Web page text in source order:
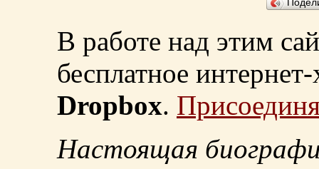
В работе над этим
бесплатное
Dropbox.
Настоящая